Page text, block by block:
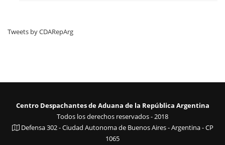
Tweets by CDARepArg
Centro Despachantes de Aduana de la República Argentina
Todos los derechos reservados - 2018
Defensa 302 - Ciudad Autonoma de Buenos Aires - Argentina - CP
1065